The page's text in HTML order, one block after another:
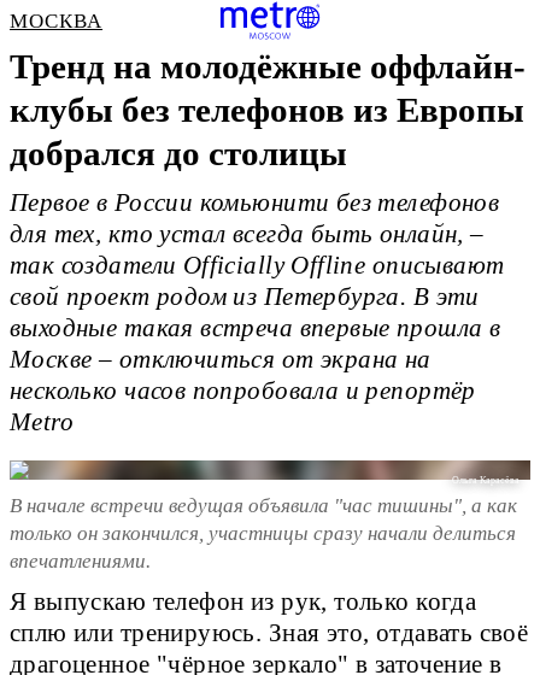
МОСКВА
Тренд на молодёжные оффлайн-
клубы без телефонов из Европы
добрался до столицы
Первое в России комьюнити без телефонов
для тех, кто устал всегда быть онлайн, –
так создатели Officially Offline описывают
свой проект родом из Петербурга. В эти
выходные такая встреча впервые прошла в
Москве – отключиться от экрана на
несколько часов попробовала и репортёр
Metro
Ольга Карасёва
В начале встречи ведущая объявила "час тишины", а как
только он закончился, участницы сразу начали делиться
впечатлениями.
Я выпускаю телефон из рук, только когда
сплю или тренируюсь. Зная это, отдавать своё
драгоценное "чёрное зеркало" в заточение в